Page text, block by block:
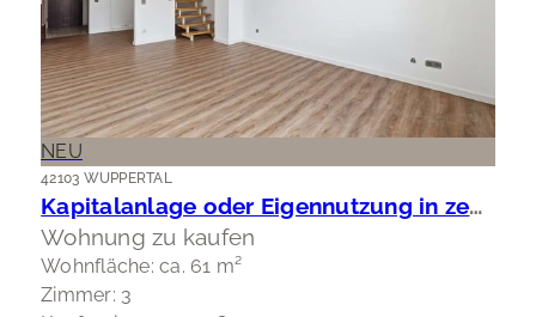
NEU
42103 WUPPERTAL
Kapitalanlage oder Eigennutzung in zentraler Lage Wuppertal-Elberfeld
Wohnung zu kaufen
Wohnfläche: ca. 61 m²
Zimmer: 3